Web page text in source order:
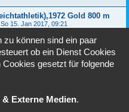
Gold 800 m
So 15. Jan 2017, 09:21
Bronze 1980 Gold
So 15. Jan 2017, 09:21
- Januar-Februar 2017
Gehe zu
zu können sind ein paar
ob ein Dienst Cookies
gesetzt für folgende
Externe Medien.